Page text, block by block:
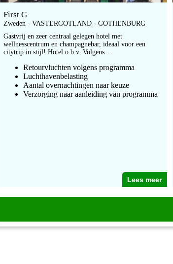
First G
Zweden - VASTERGOTLAND - GOTHENBURG
Gastvrij en zeer centraal gelegen hotel met
wellnesscentrum en champagnebar, ideaal voor een
citytrip in stijl! Hotel o.b.v. Volgens ...
Retourvluchten volgens programma
Luchthavenbelasting
Aantal overnachtingen naar keuze
Verzorging naar aanleiding van programma
Lees meer